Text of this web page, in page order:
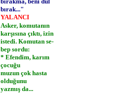
bırak..."
YALANCI
Asker, komutanın
karşısına çıktı, izin
istedi. Komutan se­
bep sordu:
* Efendim, karım
çocuğu­
muzun çok hasta
olduğunu
yazmış da...